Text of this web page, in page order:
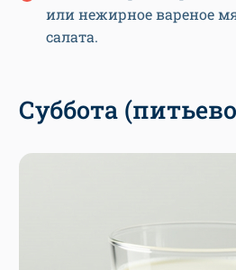
или нежирное вареное
салата.
Суббота